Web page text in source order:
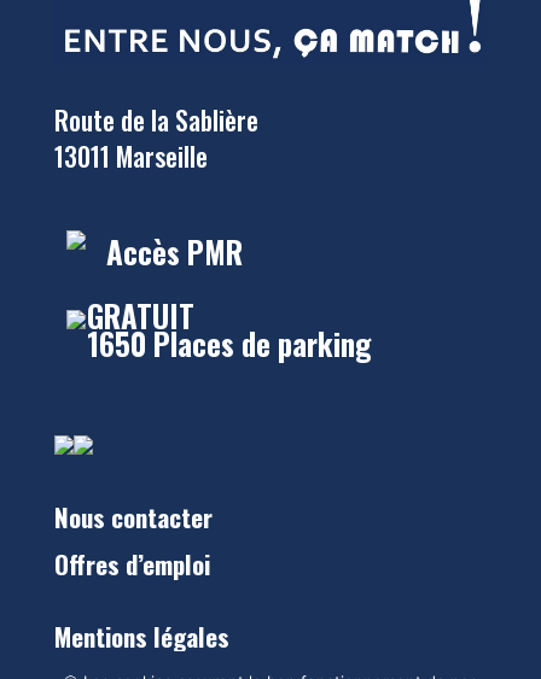
Route de la Sablière
13011 Marseille
Accès PMR
GRATUIT
1650 Places de parking
Nous contacter
Offres d’emploi
Mentions légales